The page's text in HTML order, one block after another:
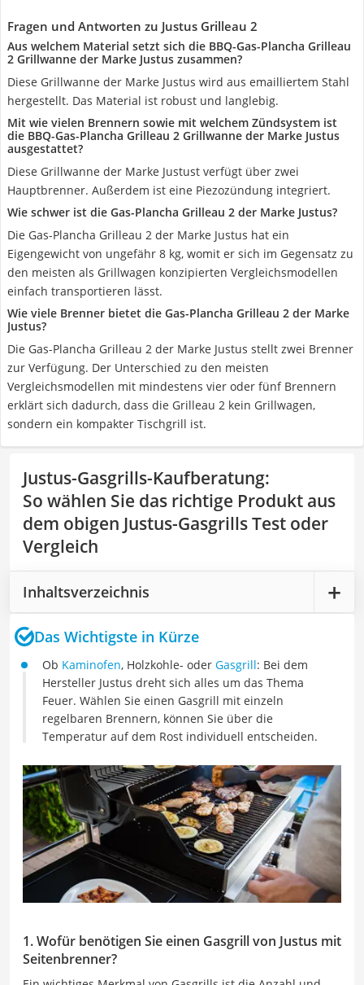
Fragen und Antworten zu Justus Grilleau 2
Aus welchem Material setzt sich die BBQ-Gas-Plancha Grilleau
2 Grillwanne der Marke Justus zusammen?
Diese Grillwanne der Marke Justus wird aus emailliertem Stahl
hergestellt. Das Material ist robust und langlebig.
Mit wie vielen Brennern sowie mit welchem Zündsystem ist
die BBQ-Gas-Plancha Grilleau 2 Grillwanne der Marke Justus
ausgestattet?
Diese Grillwanne der Marke Justust verfügt über zwei
Hauptbrenner. Außerdem ist eine Piezozündung integriert.
Wie schwer ist die Gas-Plancha Grilleau 2 der Marke Justus?
Die Gas-Plancha Grilleau 2 der Marke Justus hat ein
Eigengewicht von ungefähr 8 kg, womit er sich im Gegensatz zu
den meisten als Grillwagen konzipierten Vergleichsmodellen
einfach transportieren lässt.
Wie viele Brenner bietet die Gas-Plancha Grilleau 2 der Marke
Justus?
Die Gas-Plancha Grilleau 2 der Marke Justus stellt zwei Brenner
zur Verfügung. Der Unterschied zu den meisten
Vergleichsmodellen mit mindestens vier oder fünf Brennern
erklärt sich dadurch, dass die Grilleau 2 kein Grillwagen,
sondern ein kompakter Tischgrill ist.
Justus-Gasgrills-Kaufberatung:
So wählen Sie das richtige Produkt aus
dem obigen Justus-Gasgrills Test oder
Vergleich
Inhaltsverzeichnis
Das Wichtigste in Kürze
Ob Kaminofen, Holzkohle- oder Gasgrill: Bei dem
Hersteller Justus dreht sich alles um das Thema
Feuer. Wählen Sie einen Gasgrill mit einzeln
regelbaren Brennern, können Sie über die
Temperatur auf dem Rost individuell entscheiden.
1. Wofür benötigen Sie einen Gasgrill von Justus mit
Seitenbrenner?